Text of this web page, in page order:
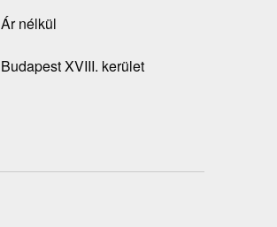
Ár nélkül
Budapest XVIII. kerület